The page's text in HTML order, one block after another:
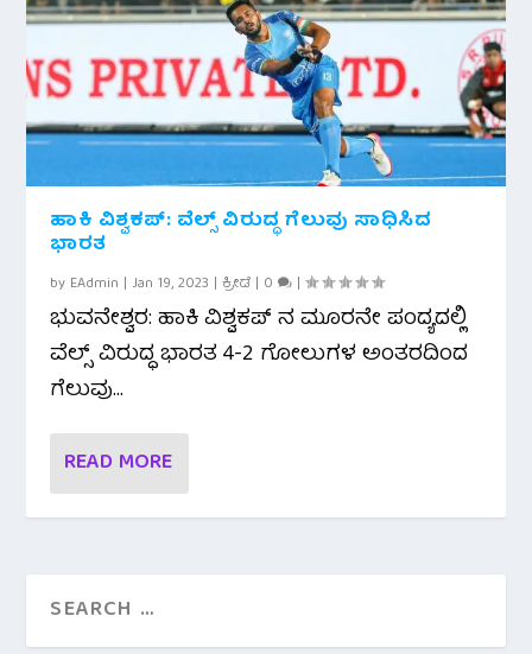
ಹಾಕಿ ವಿಶ್ವಕಪ್: ವೆಲ್ಸ್ ವಿರುದ್ಧ ಗೆಲುವು ಸಾಧಿಸಿದ
ಭಾರತ
by EAdmin | Jan 19, 2023 |ಕ್ರೀಡೆ | 0 |
ಭುವನೇಶ್ವರ: ಹಾಕಿ ವಿಶ್ವಕಪ್ ನ ಮೂರನೇ ಪಂದ್ಯದಲ್ಲಿ
ವೆಲ್ಸ್ ವಿರುದ್ಧ ಭಾರತ 4-2 ಗೋಲುಗಳ ಅಂತರದಿಂದ
ಗೆಲುವು...
READ MORE